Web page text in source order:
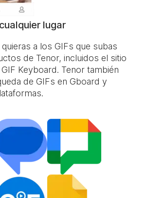
lugar
a los GIFs que subas
de Tenor, incluidos el sitio
GIF Keyboard. Tenor también
de GIFs en Gboard y